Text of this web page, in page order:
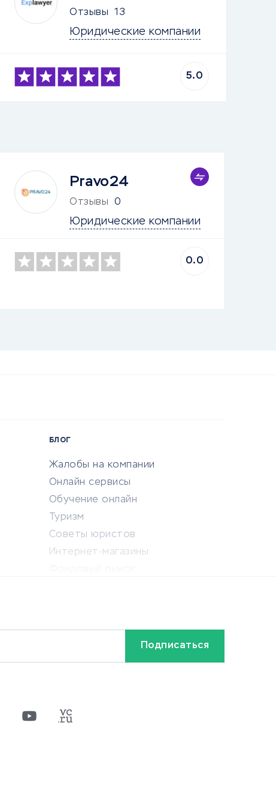
Отзывы 13
Юридические компании
5.0
Pravo24
Отзывы 0
Юридические компании
0.0
БЛОГ
Жалобы на компании
Онлайн сервисы
Обучение онлайн
Туризм
Советы юристов
Интернет-магазины